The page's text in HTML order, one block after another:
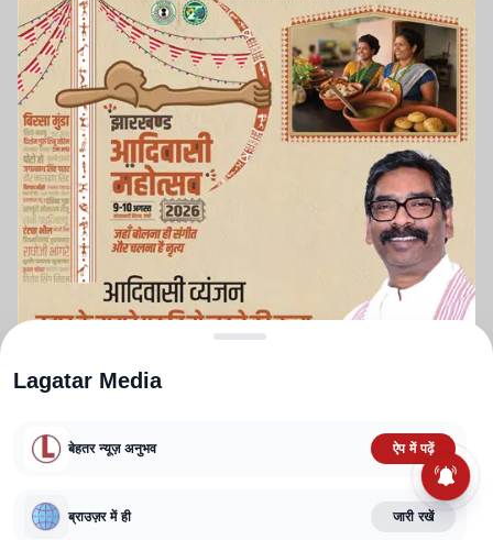
TERMS AND CONDITIONS
CORRECTIONS POLICY
FACT CHECKING POLICY
Lagatar Media
बेहतर न्यूज़ अनुभव ऐप में पढ़ें
ब्राउज़र में ही जारी रखें